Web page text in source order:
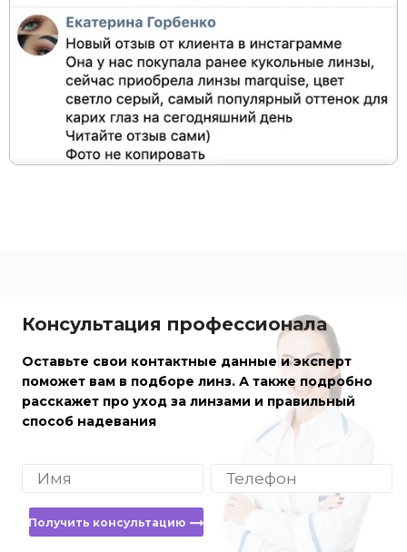
Консультация профессионала
Оставьте свои контактные данные и эксперт
поможет вам в подборе линз. А также подробно
расскажет про уход за линзами и правильный
способ надевания
Получить консультацию